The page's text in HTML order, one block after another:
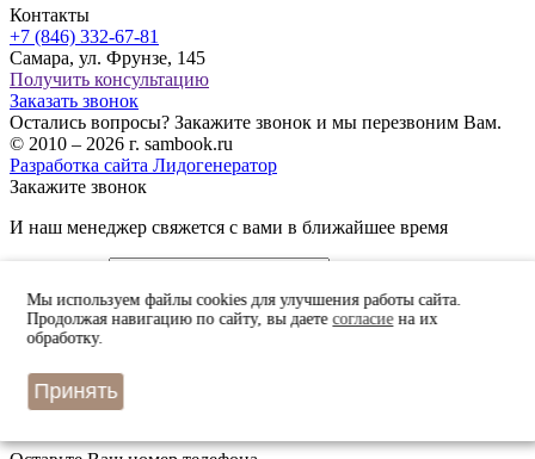
Контакты
+7 (846) 332-67-81
Самара, ул. Фрунзе, 145
Получить консультацию
Заказать звонок
Остались вопросы? Закажите звонок и мы перезвоним Вам.
© 2010 – 2026 г. sambook.ru
Разработка сайта Лидогенератор
Закажите звонок
И наш менеджер свяжется с вами в ближайшее время
Ваш телефон *
check_boxcheck_box_outline_blank
в соответствии с
Мы используем файлы cookies для улучшения работы сайта.
Продолжая навигацию по сайту, вы даетесогласиена их
обработку.
Принять